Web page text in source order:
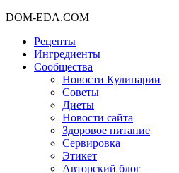
DOM-EDA.COM
Рецепты
Ингредиенты
Сообщества
Новости Кулинарии
Советы
Диеты
Новости сайта
Здоровое питание
Сервировка
Этикет
Авторский блог